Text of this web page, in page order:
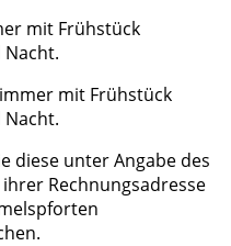
mit Frühstück
mit Frühstück
diese unter Angabe des
Rechnungsadresse